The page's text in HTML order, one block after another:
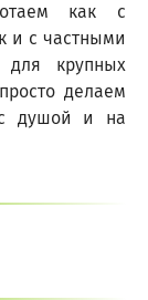
как с
и с частными
крупных
делаем
с душой и на